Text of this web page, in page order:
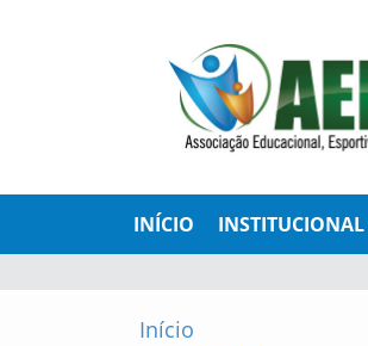
INÍCIO INSTITUCIONAL
Início